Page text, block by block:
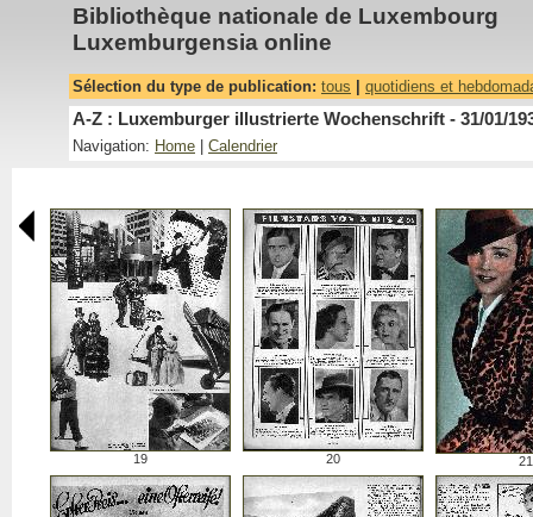
Bibliothèque nationale de Luxembourg
Luxemburgensia online
Sélection du type de publication: tous quotidiens et
A-Z : Luxemburger illustrierte Wochenschrift - 31/01/
Navigation: Home Calendrier
19 20 21